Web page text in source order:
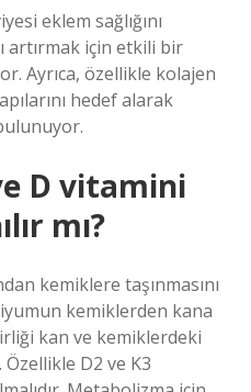
eklem sağlığını
artırmak için etkili bir
Ayrıca, özellikle kolajen
hedef alarak
D vitamini
mı?
kemiklere taşınmasını
kemiklerden kana
kan ve kemiklerdeki
D2 ve K3